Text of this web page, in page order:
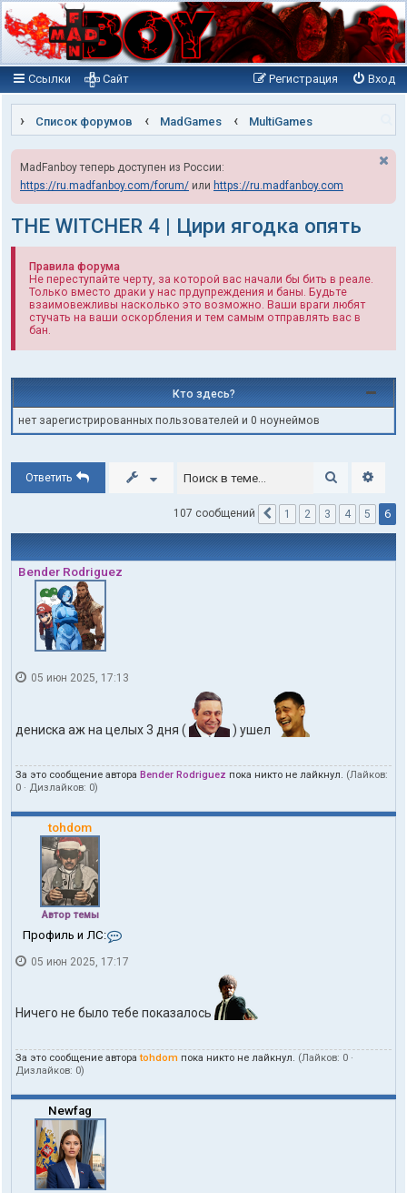
Ссылки Вход
Регистрация
Сайт
Список форумов MadGames MultiGames
MadFanboy теперь доступен из России:
https://ru.madfanboy.com/forum/ или https://ru.madfanboy.com
THE WITCHER 4 | Цири ягодка опять
Правила форума
Не переступайте черту, за которой вас начали бы бить в реале.
Только вместо драки у нас прдупреждения и баны. Будьте
взаимовежливы насколько это возможно. Ваши враги любят
стучать на ваши оскорбления и тем самым отправлять вас в
бан.
Кто здесь?
нет зарегистрированных пользователей и 0 ноунеймов
Ответить Поиск
107 сообщений Пред.
1 2 3 4 5 6
Bender Rodriguez
05 июн 2025, 17:13
дениска аж на целых 3 дня ( ) ушел
За это сообщение автора Bender Rodriguez пока никто не лайкнул. (Лайков:
0 · Дизлайков: 0)
tohdom
Автор темы
Профиль и ЛС:
н
к
т
п
о
ь
05 июн 2025, 17:17
Ничего не было тебе показалось
За это сообщение автораtohdom пока никто не лайкнул. (Лайков: 0 ·
Дизлайков: 0)
Newfag